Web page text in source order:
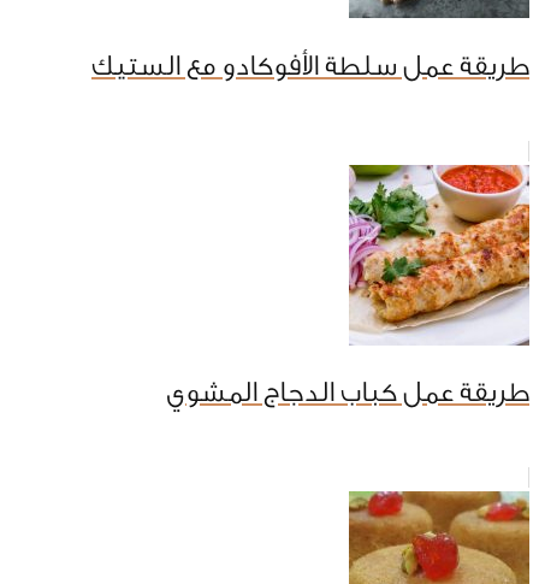
طريقة عمل سلطة الأفوكادو مع الستيك
طريقة عمل كباب الدجاج المشوي